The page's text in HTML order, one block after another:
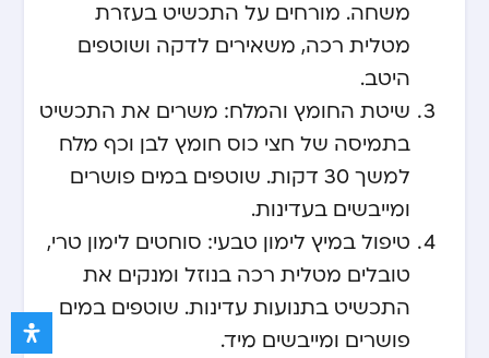
משחה. מורחים על התכשיט בעזרת
מטלית רכה, משאירים לדקה ושוטפים
היטב.
שיטת החומץ והמלח: משרים את התכשיט
בתמיסה של חצי כוס חומץ לבן וכף מלח
למשך 30 דקות. שוטפים במים פושרים
ומייבשים בעדינות.
טיפול במיץ לימון טבעי: סוחטים לימון טרי,
טובלים מטלית רכה בנוזל ומנקים את
התכשיט בתנועות עדינות. שוטפים במים
פושרים ומייבשים מיד.